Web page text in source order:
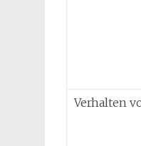
Verhalten